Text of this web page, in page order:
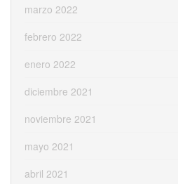
marzo 2022
febrero 2022
enero 2022
diciembre 2021
noviembre 2021
mayo 2021
abril 2021